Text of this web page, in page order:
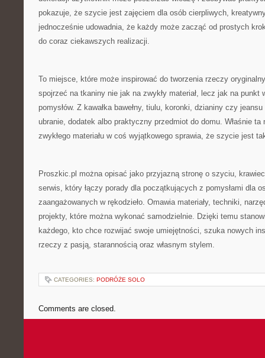
pokazuje, że szycie jest zajęciem dla osób cierpliwych,
jednocześnie udowadnia, że każdy może zacząć od prostych
do coraz ciekawszych realizacji.
To miejsce, które może inspirować do tworzenia rzeczy
spojrzeć na tkaniny nie jak na zwykły materiał, lecz jak na punkt
pomysłów. Z kawałka bawełny, tiulu, koronki, dzianiny czy
ubranie, dodatek albo praktyczny przedmiot do domu. Właśnie
zwykłego materiału w coś wyjątkowego sprawia, że szycie jest
Proszkic.pl można opisać jako przyjazną stronę o szyciu,
serwis, który łączy porady dla początkujących z pomysłami dla
zaangażowanych w rękodzieło. Omawia materiały, techniki,
projekty, które można wykonać samodzielnie. Dzięki temu
każdego, kto chce rozwijać swoje umiejętności, szuka nowych
rzeczy z pasją, starannością oraz własnym stylem.
CATEGORIES: PODRÓŻE SOLO
Comments are closed.